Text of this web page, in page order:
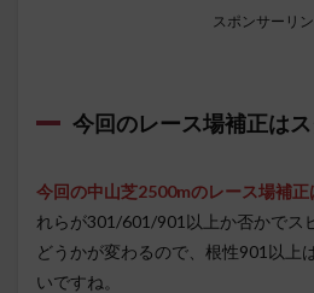
スポンサーリ
今回のレース場補正は
今回の中山芝2500mのレース場補
れらが301/601/901以上か否かでス
どうかが変わるので、根性901以上
いですね。